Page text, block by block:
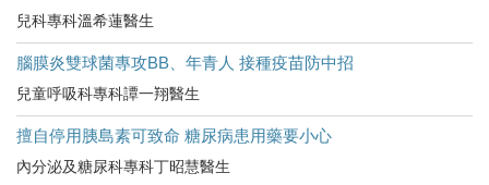
兒科專科溫希蓮醫生
腦膜炎雙球菌專攻BB、年青人 接種疫苗防中招
兒童呼吸科專科譚一翔醫生
擅自停用胰島素可致命 糖尿病患用藥要小心
內分泌及糖尿科專科丁昭慧醫生